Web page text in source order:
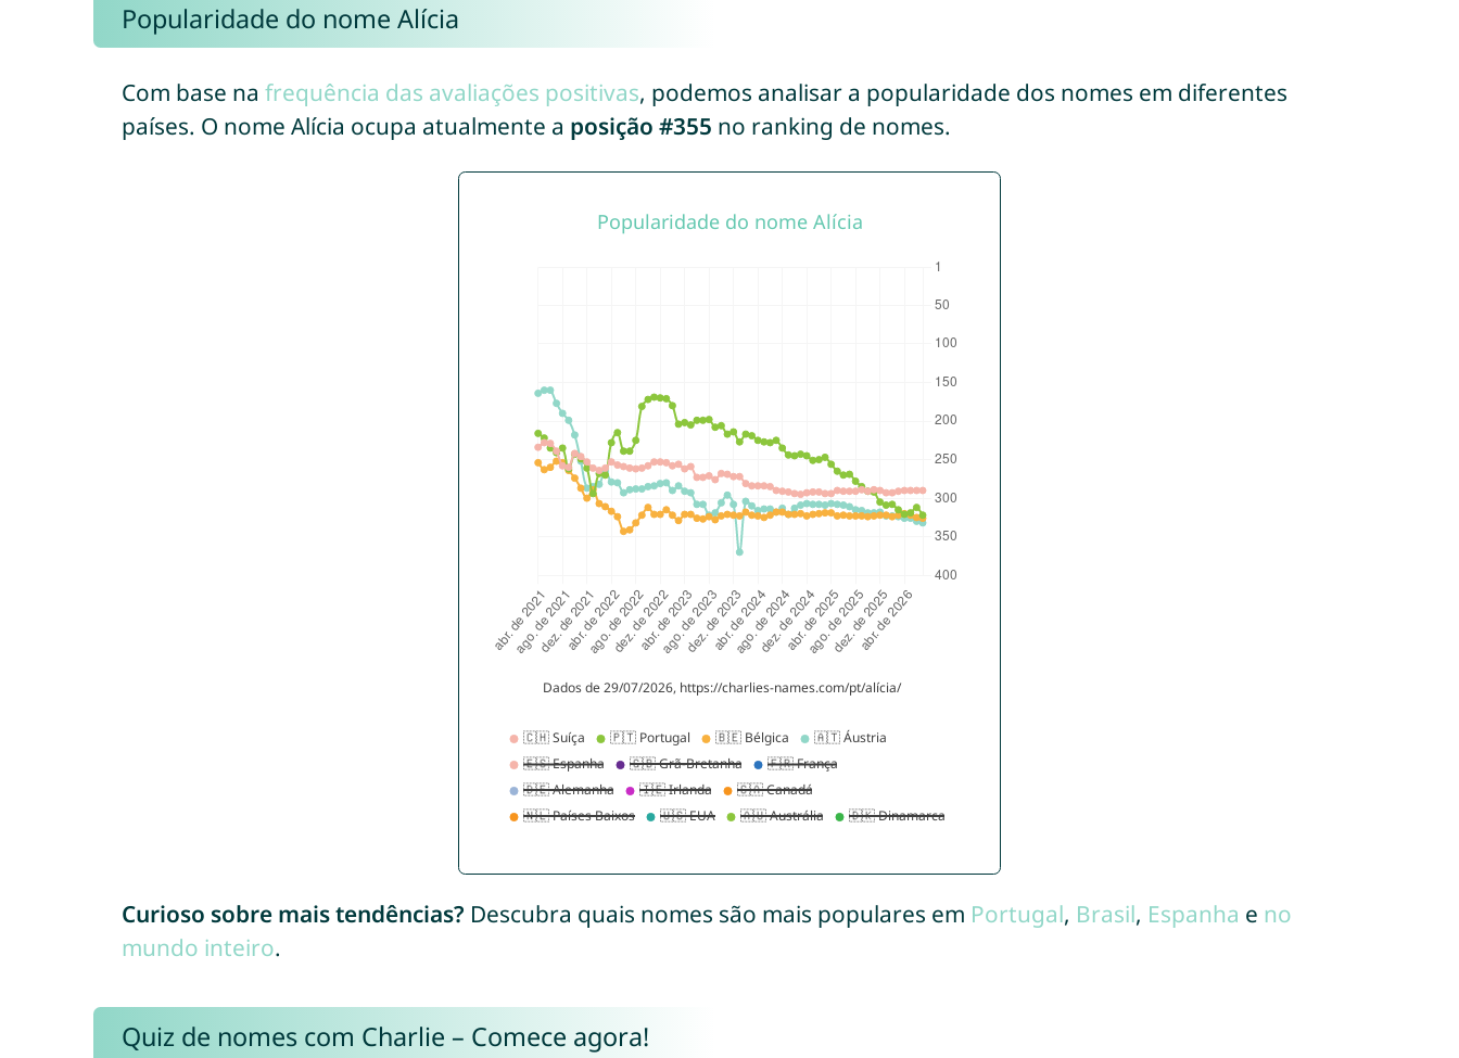
Popularidade do nome Alícia
Com base na frequência das avaliações positivas, podemos analisar a popularidade dos nomes em diferentes
países. O nome Alícia ocupa atualmente a posição #355 no ranking de nomes.
Curioso sobre mais tendências? Descubra quais nomes são mais populares em Portugal, Brasil, Espanha e no
mundo inteiro.
Quiz de nomes com Charlie – Comece agora!